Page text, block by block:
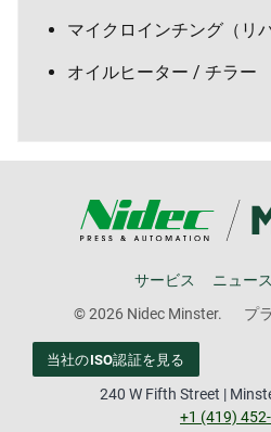
マイクロインチング（リ
オイルヒーター / チラー
サービス
ニュー
© 2026 Nidec Minster.
プ
当社のISO認証を見る
240 W Fifth Street |
+1 (419)